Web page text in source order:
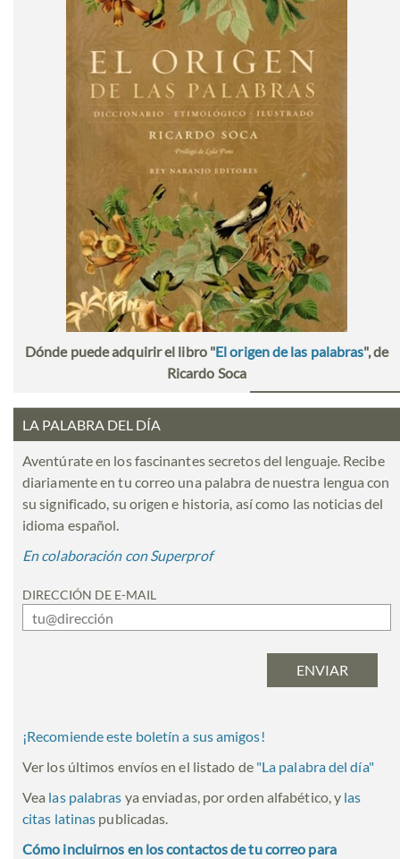
Dónde puede adquirir el libro "El origen de las palabras", de
Ricardo Soca
LA PALABRA DEL DÍA
Aventúrate en los fascinantes secretos del lenguaje. Recibe
diariamente en tu correo una palabra de nuestra lengua con
su significado, su origen e historia, así como las noticias del
idioma español.
En colaboración con Superprof
DIRECCIÓN DE E-MAIL
¡Recomiende este boletín a sus amigos!
Ver los últimos envíos en el listado de "La palabra del día"
Vea las palabras ya enviadas, por orden alfabético, y las
citas latinas publicadas.
Cómo incluirnos en los contactos de tu correo para